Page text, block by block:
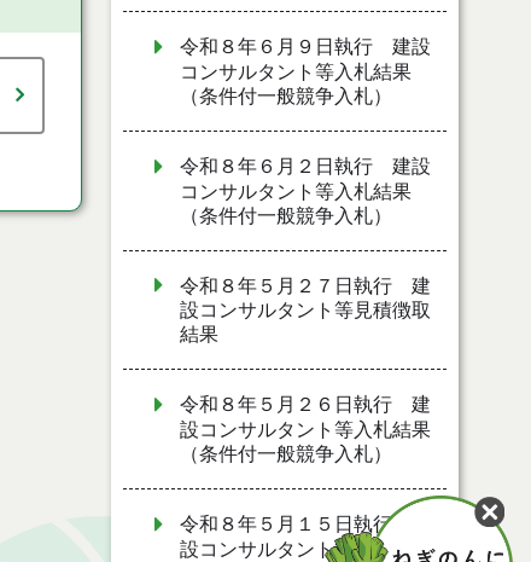
令和８年６月９日執行 建設
コンサルタント等入札結果
（条件付一般競争入札）
令和８年６月２日執行 建設
コンサルタント等入札結果
（条件付一般競争入札）
令和８年５月２７日執行 建
設コンサルタント等見積徴取
結果
令和８年５月２６日執行 建
設コンサルタント等入札結果
（条件付一般競争入札）
令和８年５月１５日執行 建
設コンサルタント等入札結果